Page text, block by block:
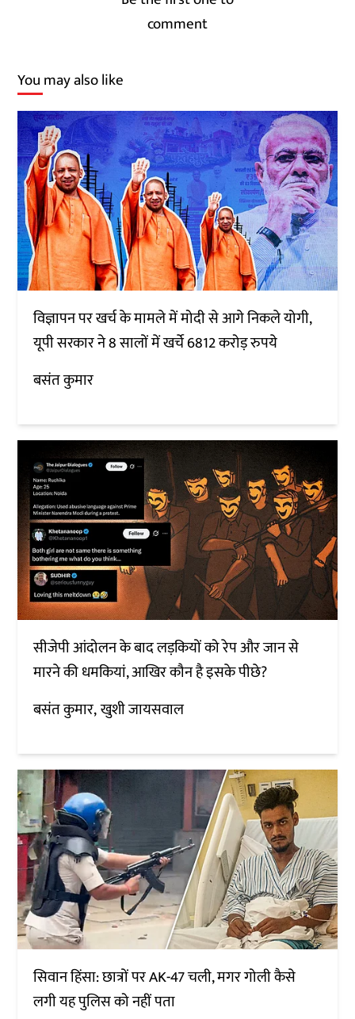
comment
You may also like
विज्ञापन पर खर्च के मामले में मोदी से आगे निकले योगी,
यूपी सरकार ने 8 सालों में खर्चे 6812 करोड़ रुपये
बसंत कुमार
सीजेपी आंदोलन के बाद लड़कियों को रेप और जान से
मारने की धमकियां, आखिर कौन है इसके पीछे?
बसंत कुमार खुशी जायसवाल
सिवान हिंसा: छात्रों पर AK-47 चली, मगर गोली कैसे
लगी यह पुलिस को नहीं पता